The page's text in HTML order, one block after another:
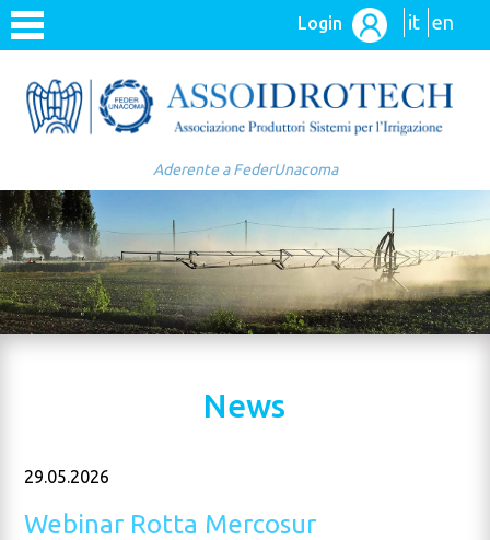
Login it en
Aderente a FederUnacoma
News
29.05.2026
Webinar Rotta Mercosur